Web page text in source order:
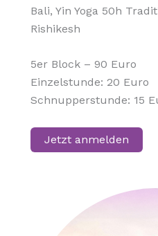
Bali, Yin Yoga 50h
Rishikesh
5er Block – 90 Euro
Einzelstunde: 20 Euro
Schnupperstunde: 15
Jetzt anmelden